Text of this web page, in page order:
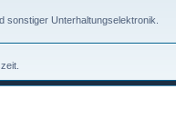
sonstiger Unterhaltungselektronik.